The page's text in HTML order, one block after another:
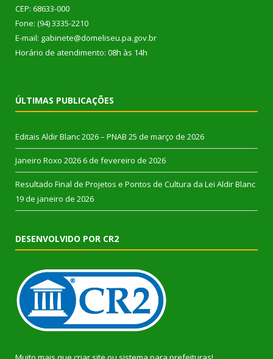
CEP: 68633-000
Fone: (94) 3335-2210
E-mail: gabinete@domeliseu.pa.gov.br
Horário de atendimento: 08h às 14h
ÚLTIMAS PUBLICAÇÕES
Editais Aldir Blanc 2026 – PNAB 25 de março de 2026
Janeiro Roxo 2026 6 de fevereiro de 2026
Resultado Final de Projetos e Pontos de Cultura da Lei Aldir Blanc
19 de janeiro de 2026
DESENVOLVIDO POR CR2